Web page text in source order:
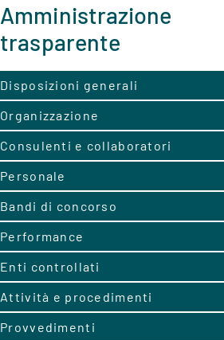
Amministrazione
trasparente
Disposizioni generali
Organizzazione
Consulenti e collaboratori
Personale
Bandi di concorso
Performance
Enti controllati
Attività e procedimenti
Provvedimenti